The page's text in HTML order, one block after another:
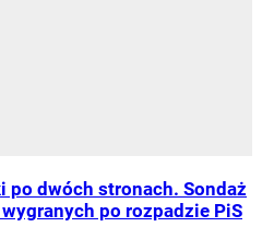
po dwóch stronach. Sondaż
po rozpadzie PiS